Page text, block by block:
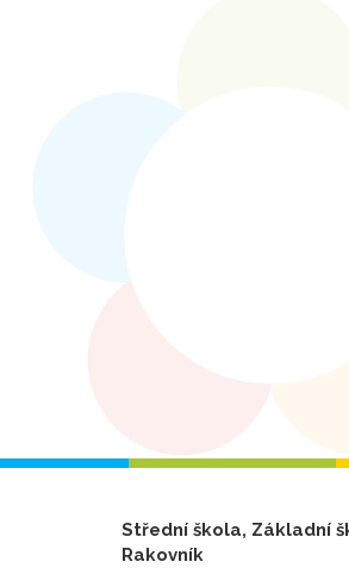
Střední škola, Základní
Rakovník